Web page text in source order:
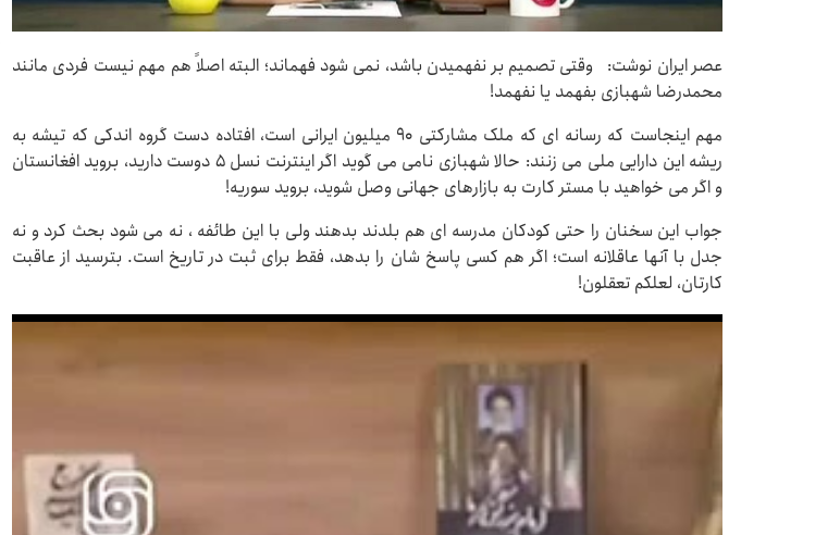
عصر ایران نوشت: وقتی تصمیم بر نفهمیدن باشد، نمی شود فهماند؛ البته اصلاً هم مهم نیست فردی مانند
محمدرضا شهبازی بفهمد یا نفهمد!
مهم اینجاست که رسانه ای که ملک مشارکتی ۹۰ میلیون ایرانی است، افتاده دست گروه اندکی که تیشه به
ریشه این دارایی ملی می زنند: حالا شهبازی نامی می گوید اگر اینترنت نسل ۵ دوست دارید، بروید افغانستان
و اگر می خواهید با مستر کارت به بازارهای جهانی وصل شوید، بروید سوریه!
جواب این سخنان را حتی کودکان مدرسه ای هم بلدند بدهند ولی با این طائفه ، نه می شود بحث کرد و نه
جدل با آنها عاقلانه است؛ اگر هم کسی پاسخ شان را بدهد، فقط برای ثبت در تاریخ است. بترسید از عاقبت
کارتان، لعلکم تعقلون!